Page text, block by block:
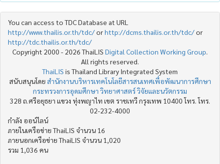
You can access to TDC Database at URL
http://www.thailis.or.th/tdc/orhttp://dcms.thailis.or.th/tdc/or
http://tdc.thailis.or.th/tdc/
Copyright 2000 - 2026 ThaiLIS Digital Collection Working Group
All rights reserved.
ThaiLIS is Thailand Library Integrated System
สนับสนุนโดย สำนักงานบริหารเทคโนโลยีสารสนเทศเพื่อพัฒนาการศึกษา
กระทรวงการอุดมศึกษา วิทยาศาสตร์ วิจัยและนวัตกรรม
328 ถ.ศรีอยุธยา แขวง ทุ่งพญาไท เขต ราชเทวี กรุงเทพ 10400 โทร. โทร.
02-232-4000
กำลัง ออน์ไลน์
ภายในเครือข่าย ThaiLIS จำนวน 16
ภายนอกเครือข่าย ThaiLIS จำนวน 1,020
รวม 1,036 คน